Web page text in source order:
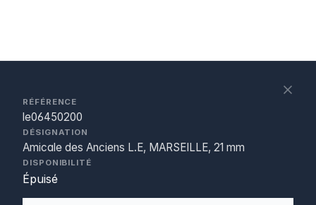
RÉFÉRENCE
le06450200
DÉSIGNATION
Amicale des Anciens L.E, MARSEILLE, 21 mm
DISPONIBILITÉ
Épuisé